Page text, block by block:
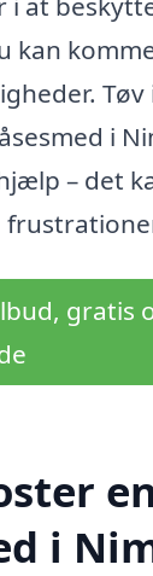
kan
i
– det
gratis
i